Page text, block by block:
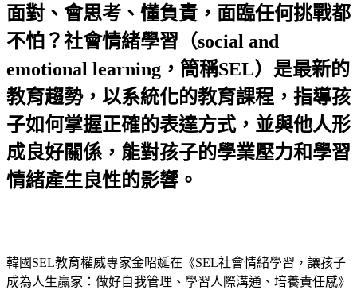
面對、會思考、懂負責，面臨任何挑戰都
不怕？社會情緒學習（social and
emotional learning ，簡稱SEL）是最新的
教育趨勢， 以系統化的教育課程，指導孩
子如何掌握正確的表達方式，並與他人形
成良好關係，能對孩子的學業壓力和學習
情緒產生良性的影響。
韓國SEL教育權威專家金昭娫在《SEL社會情緒學習，讓孩子
成為人生贏家：做好自我管理、學習人際溝通、培養責任感》